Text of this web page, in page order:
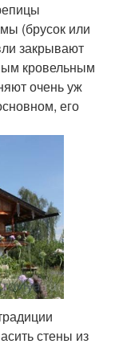
(брусок или
закрывают
кровельным
очень уж
его
стены из